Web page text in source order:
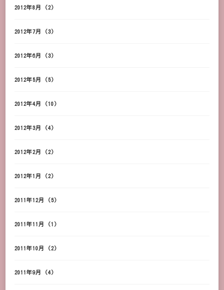
2012年8月 (2)
2012年7月 (3)
2012年6月 (3)
2012年5月 (5)
2012年4月 (10)
2012年3月 (4)
2012年2月 (2)
2012年1月 (2)
2011年12月 (5)
2011年11月 (1)
2011年10月 (2)
2011年9月 (4)